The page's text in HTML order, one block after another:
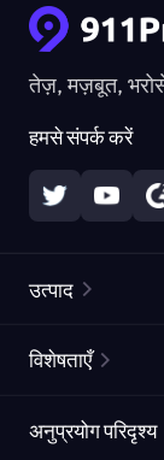
तेज़, मज़बूत,
हमसे संपर्क करें
उत्पाद
स्थैतिक रेज़िडेंशियल
विशेषताएँ
प्रॉक्सी चेकर
अनुप्रयोग परिदृश्य